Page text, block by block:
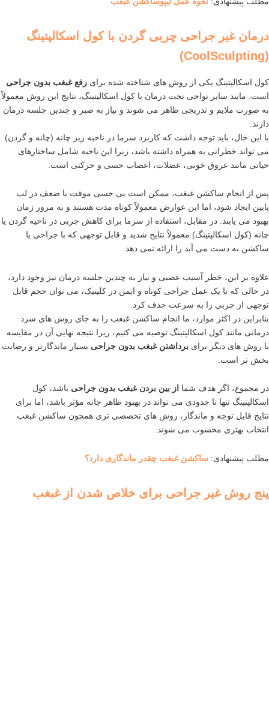
درمان غیر جراحی چربی گردن با کول اسکالپتینگ
(CoolSculpting)
کول اسکالپتینگ یکی از روش های شناخته شده برای رفع غبغب بدون جراحی
است. مانند سایر نواحی تحت درمان با کول اسکالپتینگ، نتایج این روش معمولاً
به صورت ملایم و تدریجی ظاهر می شوند و نیاز به صبر و چندین جلسه درمان
دارند.
با این حال، باید توجه داشت که کاربرد سرما در ناحیه زیر چانه (چانه و گردن)
می تواند خطراتی به همراه داشته باشد، زیرا این ناحیه شامل ساختارهای
حیاتی مانند عروق خونی، عضلات، اعصاب حسی و حرکتی است.
پس از انجام ساکشن غبغب، ممکن است بی حسی موقت یا ضعف در لب
پایین ایجاد شود، اما این عوارض معمولاً کوتاه مدت هستند و به مرور زمان
بهبود می یابند. در مقابل، استفاده از سرما برای کاهش چربی در ناحیه گردن یا
چانه (کول اسکالپتینگ) معمولاً نتایج شدید و قابل توجهی که با جراحی یا
ساکشن به دست می آید را ارائه نمی دهد.
علاوه بر این، خطر آسیب عصبی و نیاز به چندین جلسه درمان نیز وجود دارد،
در حالی که با یک عمل جراحی کوتاه و ایمن در کلینیک، می توان حجم قابل
توجهی از چربی را به سرعت حذف کرد.
بنابراین در اکثر موارد، ما انجام ساکشن غبغب را به جای روش های سرد
درمانی مانند کول اسکالپتینگ توصیه می کنیم، زیرا نتیجه نهایی آن در مقایسه
با روش های دیگر برای برداشتن غبغب بدون جراحی بسیار ماندگارتر و رضایت
بخش تر است.
در مجموع، اگر هدف شما از بین بردن غبغب بدون جراحی باشد، کول
اسکالپتینگ تنها تا حدودی می تواند در بهبود ظاهر چانه مؤثر باشد، اما برای
نتایج قابل توجه و ماندگار، روش های تخصصی تری همچون ساکشن غبغب
انتخاب بهتری محسوب می شوند.
مطلب پیشنهادی: ساکشن غبغب چقدر ماندگاری دارد؟
پنج روش غیر جراحی برای خلاص شدن از غبغب